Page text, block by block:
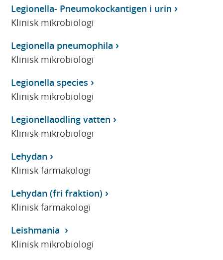
Legionella- Pneumokockantigen i urin
Klinisk mikrobiologi
Legionella pneumophila
Klinisk mikrobiologi
Legionella species
Klinisk mikrobiologi
Legionellaodling vatten
Klinisk mikrobiologi
Lehydan
Klinisk farmakologi
Lehydan (fri fraktion)
Klinisk farmakologi
Leishmania
Klinisk mikrobiologi